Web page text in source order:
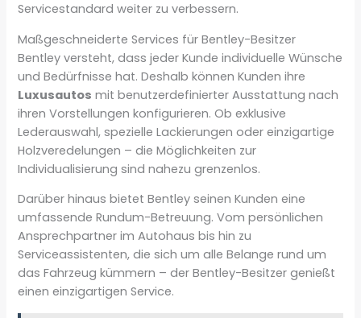
Servicestandard weiter zu verbessern.
Maßgeschneiderte Services für Bentley-Besitzer
Bentley versteht, dass jeder Kunde individuelle Wünsche
und Bedürfnisse hat. Deshalb können Kunden ihre
Luxusautos mit benutzerdefinierter Ausstattung nach
ihren Vorstellungen konfigurieren. Ob exklusive
Lederauswahl, spezielle Lackierungen oder einzigartige
Holzveredelungen – die Möglichkeiten zur
Individualisierung sind nahezu grenzenlos.
Darüber hinaus bietet Bentley seinen Kunden eine
umfassende Rundum-Betreuung. Vom persönlichen
Ansprechpartner im Autohaus bis hin zu
Serviceassistenten, die sich um alle Belange rund um
das Fahrzeug kümmern – der Bentley-Besitzer genießt
einen einzigartigen Service.